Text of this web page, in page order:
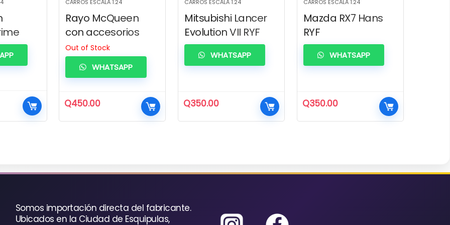
CARROS ESCALA 1.24
Rayo McQueen
con accesorios
Out of Stock
Q450.00
WHATSAPP
CARROS ESCALA 1.24
Mitsubishi Lancer
Evolution VII RYF
Q350.00
WHATSAPP
CARROS ESCALA 1.24
Mazda RX7 Hans
RYF
Q350.00
WHATSAPP
Somos importación directa del fabricante.
Ubicados en la Ciudad de Esquipulas,